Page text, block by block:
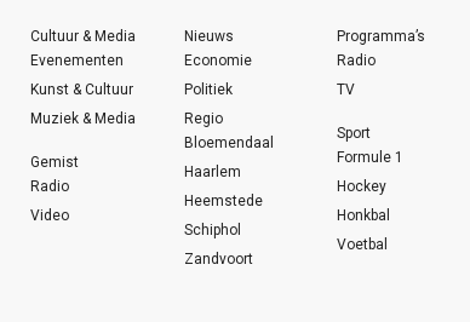
Cultuur & Media
Evenementen
Kunst & Cultuur
Muziek & Media
Gemist
Radio
Video
Nieuws
Economie
Politiek
Regio
Bloemendaal
Haarlem
Heemstede
Schiphol
Zandvoort
Programma’s
Radio
TV
Sport
Formule 1
Hockey
Honkbal
Voetbal